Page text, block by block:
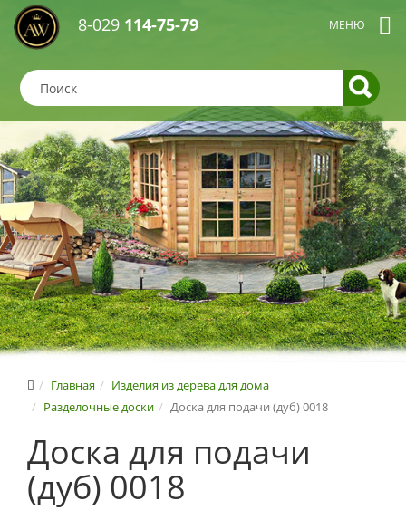
8-029 114-75-79
Главная
Изделия из дерева для дома
Разделочные доски
Доска для подачи (дуб) 0018
Доска для подачи
(дуб) 0018